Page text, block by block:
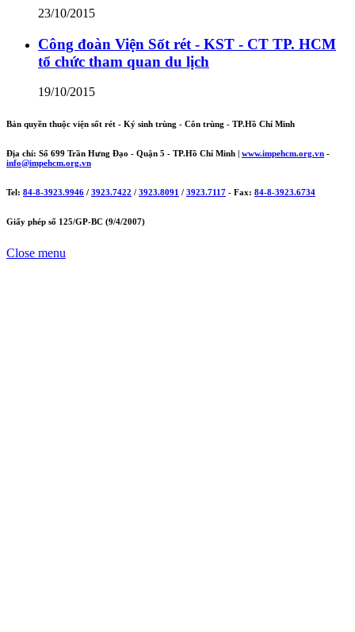
23/10/2015
Công đoàn Viện Sốt rét - KST - CT TP. HCM
tổ chức tham quan du lịch
19/10/2015
Bản quyền thuộc viện sốt rét - Ký sinh trùng - Côn trùng - TP.Hồ Chí Minh
Địa chỉ: Số 699 Trần Hưng Đạo - Quận 5 - TP.Hồ Chí Minh | www.impehcm.org.vn -
info@impehcm.org.vn
Tel: 84-8-3923.9946 / 3923.7422 / 3923.8091 / 3923.7117 - Fax: 84-8-3923.6734
Giấy phép số 125/GP-BC (9/4/2007)
Close menu